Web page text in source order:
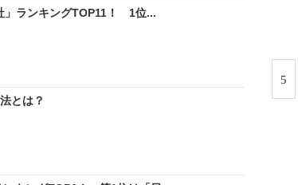
」ランキングTOP11！ 1位...
とは？
5